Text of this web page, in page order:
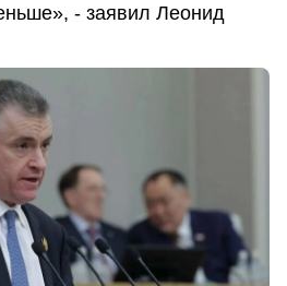
- заявил Леонид